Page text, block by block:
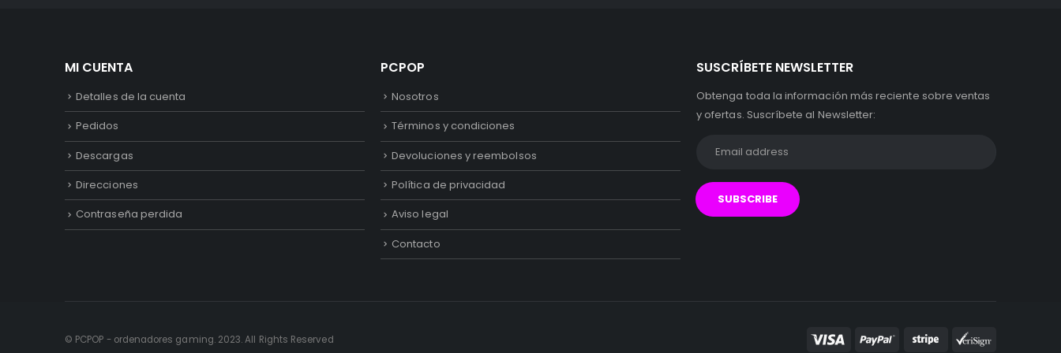
MI CUENTA
Detalles de la cuenta
Pedidos
Descargas
Direcciones
Contraseña perdida
PCPOP
Nosotros
Términos y condiciones
Devoluciones y reembolsos
Política de privacidad
Aviso legal
Contacto
SUSCRÍBETE NEWSLETTER
Obtenga toda la información más reciente sobre ventas
y ofertas. Suscríbete al Newsletter:
© PCPOP - ordenadores gaming. 2023. All Rights Reserved